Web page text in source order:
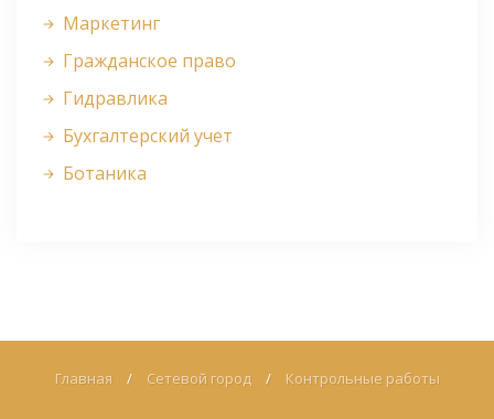
Маркетинг
Гражданское право
Гидравлика
Бухгалтерский учет
Ботаника
Главная / Сетевой город / Контрольные работы